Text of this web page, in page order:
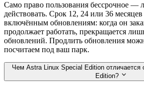
Само право пользования бессрочное —
действовать. Срок 12, 24 или 36 месяцев
включённым обновлениям: когда он
продолжает работать, прекращается
обновлений. Продлить обновления
посчитаем под ваш парк.
Чем Astra Linux Special Edition отличается
Edition?